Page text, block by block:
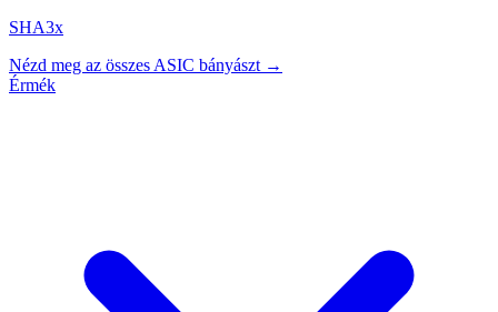
SHA3x
Nézd meg az összes ASIC bányászt →
Érmék